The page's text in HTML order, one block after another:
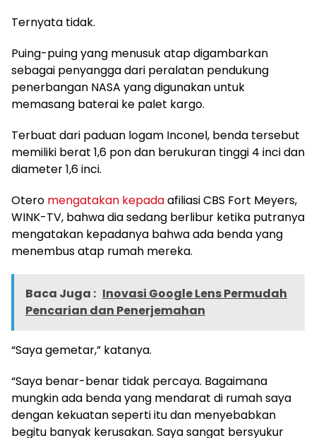
Ternyata tidak.
Puing-puing yang menusuk atap digambarkan
sebagai penyangga dari peralatan pendukung
penerbangan NASA yang digunakan untuk
memasang baterai ke palet kargo.
Terbuat dari paduan logam Inconel, benda tersebut
memiliki berat 1,6 pon dan berukuran tinggi 4 inci dan
diameter 1,6 inci.
Otero mengatakan kepadaafiliasi CBS Fort Meyers,
WINK-TV, bahwa dia sedang berlibur ketika putranya
mengatakan kepadanya bahwa ada benda yang
menembus atap rumah mereka.
Baca Juga : Inovasi Google Lens Permudah
Pencarian dan Penerjemahan
“Saya gemetar,” katanya.
“Saya benar-benar tidak percaya. Bagaimana
mungkin ada benda yang mendarat di rumah saya
dengan kekuatan seperti itu dan menyebabkan
begitu banyak kerusakan. Saya sangat bersyukur